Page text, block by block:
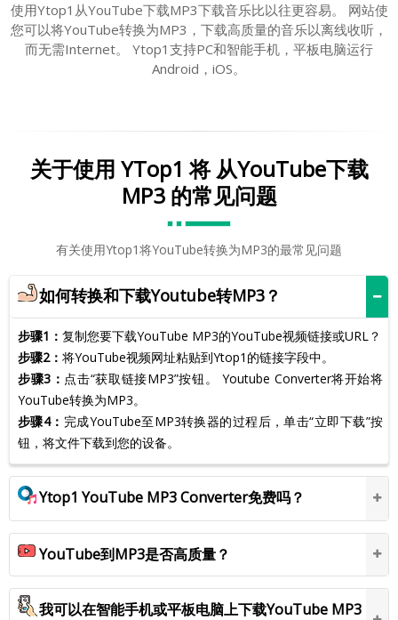
使用Ytop1从YouTube下载MP3下载音乐比以往更容易。 网站使
您可以将YouTube转换为MP3，下载高质量的音乐以离线收听，
而无需Internet。 Ytop1支持PC和智能手机，平板电脑运行
Android，iOS。
关于使用 YTop1 将 从YouTube下载
MP3 的常见问题
有关使用Ytop1将YouTube转换为MP3的最常见问题
如何转换和下载Youtube转MP3？
步骤1： 复制您要下载YouTube MP3的YouTube视频链接或URL？
步骤2： 将YouTube视频网址粘贴到Ytop1的链接字段中。
步骤3： 点击“获取链接MP3”按钮。 Youtube Converter将开始将
YouTube转换为MP3。
步骤4： 完成YouTube至MP3转换器的过程后，单击“立即下载”按
钮，将文件下载到您的设备。
Ytop1 YouTube MP3 Converter免费吗？
YouTube到MP3是否高质量？
我可以在智能手机或平板电脑上下载YouTube MP3